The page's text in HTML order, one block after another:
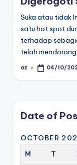
Suka atau tidak
satu hot spot
terhadap
telah mendorong
Posted
az 04/10/
Date of
OCTOBER
M
T